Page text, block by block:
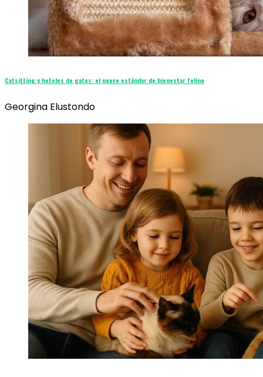
Catsitting y hoteles de gatos: el nuevo estándar de bienestar felino
Georgina Elustondo